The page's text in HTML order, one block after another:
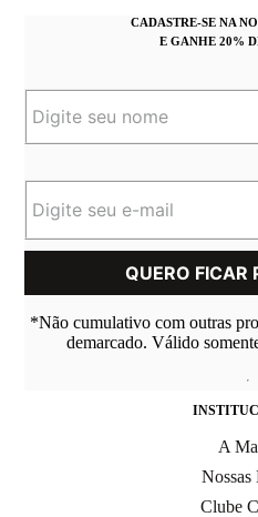
CADASTRE-SE NA
E GANHE 20%
*Não cumulativo com outras
demarcado. Válido
A
Nossas
Clube